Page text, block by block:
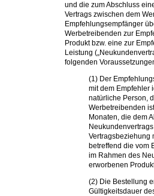
und die zum Abschluss
Vertrags zwischen dem
Empfehlungsempfänger
Werbetreibenden zur
Produkt bzw. eine zur
Leistung
folgenden
(1) Der
mit dem Empfehler
natürliche Person,
Werbetreibenden
Monaten, die dem
Vertragsbeziehung
betreffend die vom
im Rahmen des
erworbenen
(2) Die Bestellung
Gültigkeitsdauer